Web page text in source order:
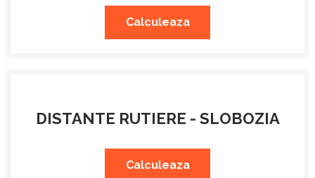
Calculeaza
DISTANTE RUTIERE - SLOBOZIA
Calculeaza